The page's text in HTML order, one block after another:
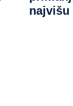
najvišu